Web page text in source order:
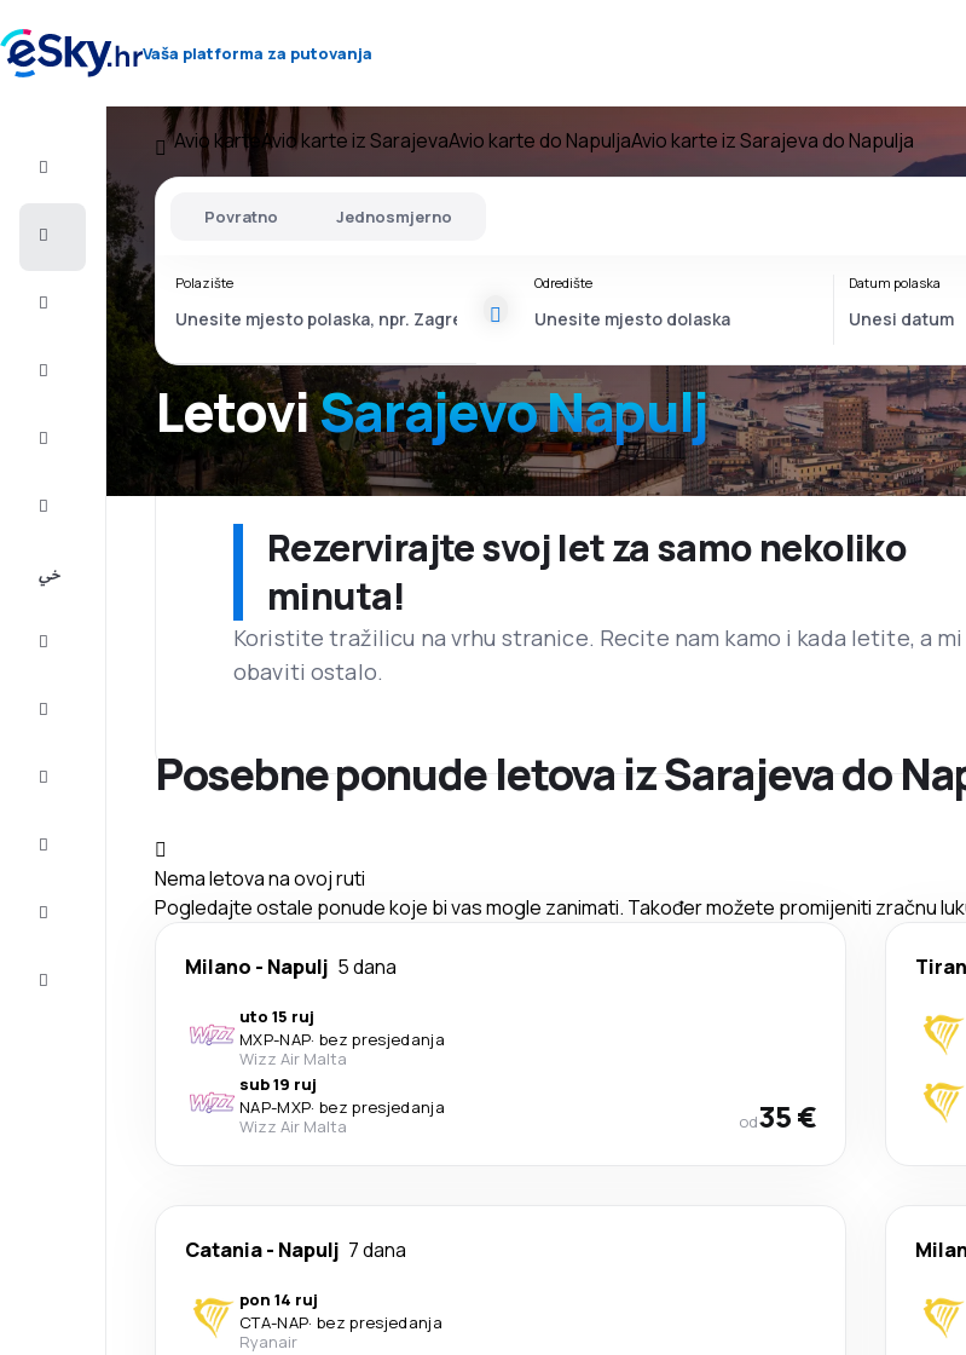
Vaša platforma za putovanja
Let+Hotel
Ljetovanje
Avio karte Avio karte iz SarajevaAvio karte do NapuljaAvio karte iz Sarajeva do Napulja
LetoviSarajevo Napulj
Povratno Jednosmjerno
Polazište Odredište Datum polaska
Rezervirajte svoj let za samo nekoliko
minuta!
Koristite tražilicu na vrhu stranice. Recite nam kamo i kada letite, a
obaviti ostalo.
Posebne ponude letova iz Sarajeva do
Nema letova na ovoj ruti
Pogledajte ostale ponude koje bi vas mogle zanimati. Također možete promijeniti zračnu
Milano - Napulj 5 dana
uto 15 ruj
MXP-NAP· bez presjedanja
Wizz Air Malta
sub 19 ruj
NAP-MXP· bez presjedanja
Wizz Air Malta
od35 €
Catania- Napulj 7 dana
pon 14 ruj
CTA-NAP· bez presjedanja
Ryanair